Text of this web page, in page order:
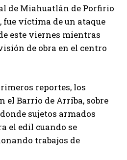
de Miahuatlán de Porfirio
fue víctima de un ataque
este viernes mientras
de obra en el centro
reportes, los
el Barrio de Arriba, sobre
sujetos armados
el edil cuando se
trabajos de